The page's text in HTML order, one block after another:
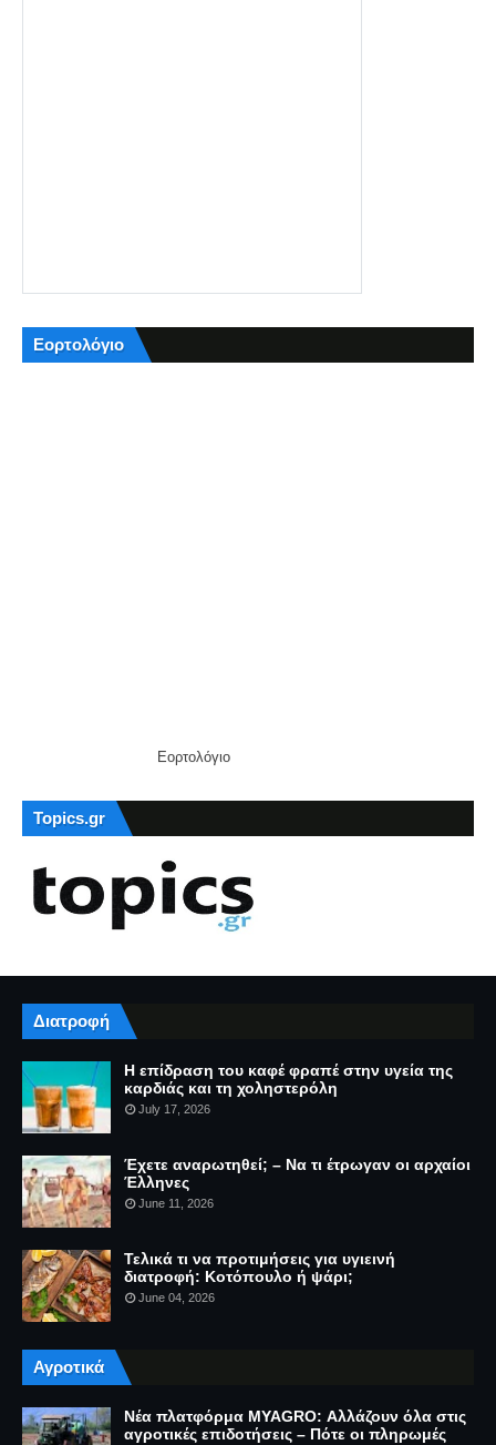
Εορτολόγιο
Εορτολόγιο
Topics.gr
Διατροφή
Η επίδραση του καφέ φραπέ στην υγεία της
καρδιάς και τη χοληστερόλη
July 17, 2026
Έχετε αναρωτηθεί; – Να τι έτρωγαν οι αρχαίοι
Έλληνες
June 11, 2026
Τελικά τι να προτιμήσεις για υγιεινή
διατροφή: Κοτόπουλο ή ψάρι;
June 04, 2026
Αγροτικά
Νέα πλατφόρμα MYAGRO: Αλλάζουν όλα στις
αγροτικές επιδοτήσεις – Πότε οι πληρωμές